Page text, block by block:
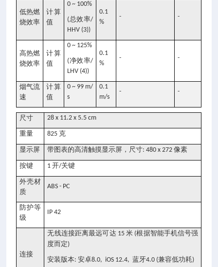
低热燃
烧效率
计算
值
0 ~ 100%
(总效率/
HHV (3))
0.1
%
- -
高热燃
烧效率
计算
值
0 ~ 125%
(净效率/
LHV (4))
0.1
%
- -
烟气流
速
计算
值
0 ~ 99 m/
s
0.1
m/s
- -
尺寸 28 x 11.2 x 5.5 cm
重量 825 克
显示屏 带图表的高清触摸显示屏，尺寸: 480 x 272像素
按键 1开/关键
外壳材
质
ABS - PC
防护等
级
IP 42
连接
无线连接距离最远可达 15米 (根据智能手机信号强
度而定)
安装版本:安卓8.0, iOS 12.4,蓝牙4.0 (兼容低功耗)